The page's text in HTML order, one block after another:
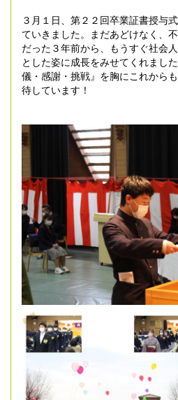
３月１日、第２２回卒業証書授与
ていきました。まだあどけなく、
だった３年前から、もうすぐ社会
とした姿に成長をみせてくれまし
儀・感謝・挑戦』を胸にこれから
待しています！